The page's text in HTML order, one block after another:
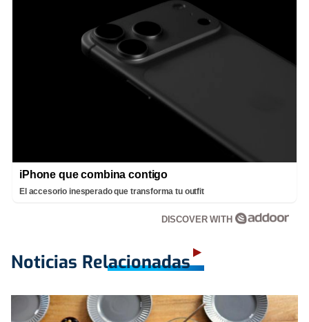
iPhone que combina contigo
El accesorio inesperado que transforma tu outfit
DISCOVER WITH
Noticias Relacionadas